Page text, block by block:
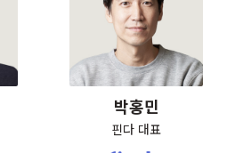
박홍민
핀다 대표